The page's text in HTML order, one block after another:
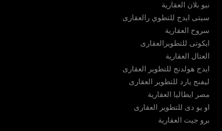
نيو بلان العقارية
سيتى ايدج للتطوي رالعقارى
سروح العقارية
ايكوتى للتطويرالعقارى
العتال العقارية
ايدج هولدنج للتطوير العقارى
ليفنج يارد للتطوير العقارى
مصر ايطاليا العقارية
او يو دى للتطوير العقارى
برو جيت العقارية